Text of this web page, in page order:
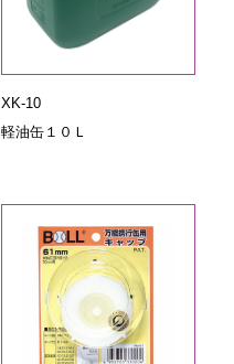
XK-10
軽油缶１０Ｌ